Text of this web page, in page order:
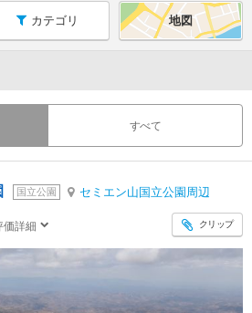
カテゴリ 地図
すべて
国立公園 セミエン山国立公園周辺
価詳細 クリップ